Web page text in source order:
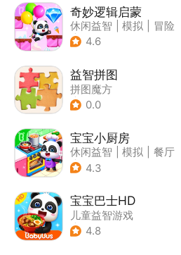
奇妙逻辑启蒙
休闲益智 模拟
冒险
| 宝宝巴士
4.6
益智拼图
拼图魔方
| 儿童益智游戏
0.0
宝宝小厨房
休闲益智 模拟
餐厅
| 宝宝巴士
4.3
宝宝巴士HD
儿童益智游戏
| 启蒙早教
4.8